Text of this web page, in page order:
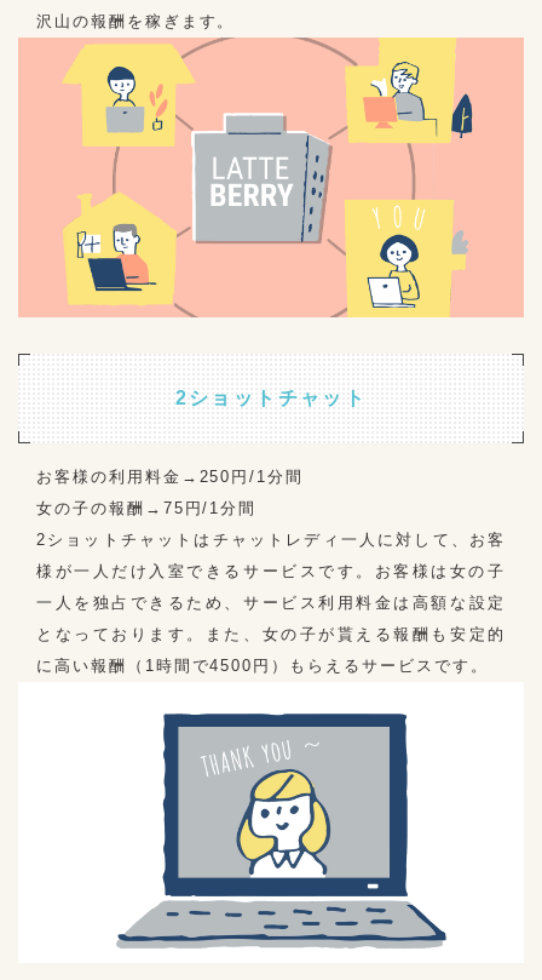
沢山の報酬を稼ぎます。
2ショットチャット
お客様の利用料金→250円/1分間
女の子の報酬→75円/1分間
2ショットチャットはチャットレディ一人に対して、お客
様が一人だけ入室できるサービスです。お客様は女の子
一人を独占できるため、サービス利用料金は高額な設定
となっております。また、女の子が貰える報酬も安定的
に高い報酬（1時間で4500円）もらえるサービスです。